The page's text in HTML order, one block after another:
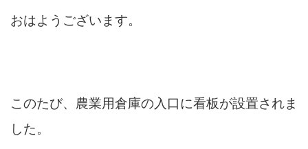
おはようございます。
このたび、農業用倉庫の入口に看板が設置されま
した。